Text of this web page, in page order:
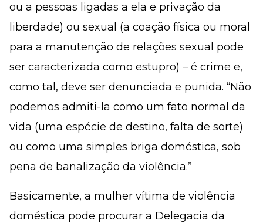
ou a pessoas ligadas a ela e privação da
liberdade) ou sexual (a coação física ou moral
para a manutenção de relações sexual pode
ser caracterizada como estupro) – é crime e,
como tal, deve ser denunciada e punida. “Não
podemos admiti-la como um fato normal da
vida (uma espécie de destino, falta de sorte)
ou como uma simples briga doméstica, sob
pena de banalização da violência.”
Basicamente, a mulher vítima de violência
doméstica pode procurar a Delegacia da